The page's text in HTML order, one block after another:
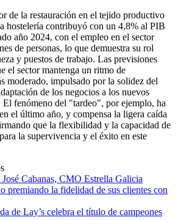
de la restauración en el tejido productivo
hostelería contribuyó con un 4,8% al PIB
año 2024, con el empleo en el sector
de personas, lo que demuestra su rol
y puestos de trabajo. Las previsiones
el sector mantenga un ritmo de
moderado, impulsado por la solidez del
de los negocios a los nuevos
El fenómeno del "tardeo", por ejemplo, ha
el último año, y compensa la ligera caída
que la flexibilidad y la capacidad de
la supervivencia y el éxito en este
Cabanas, CMO Estrella Galicia
premiando la fidelidad de sus clientes con
de Lay’s celebra el título de campeones